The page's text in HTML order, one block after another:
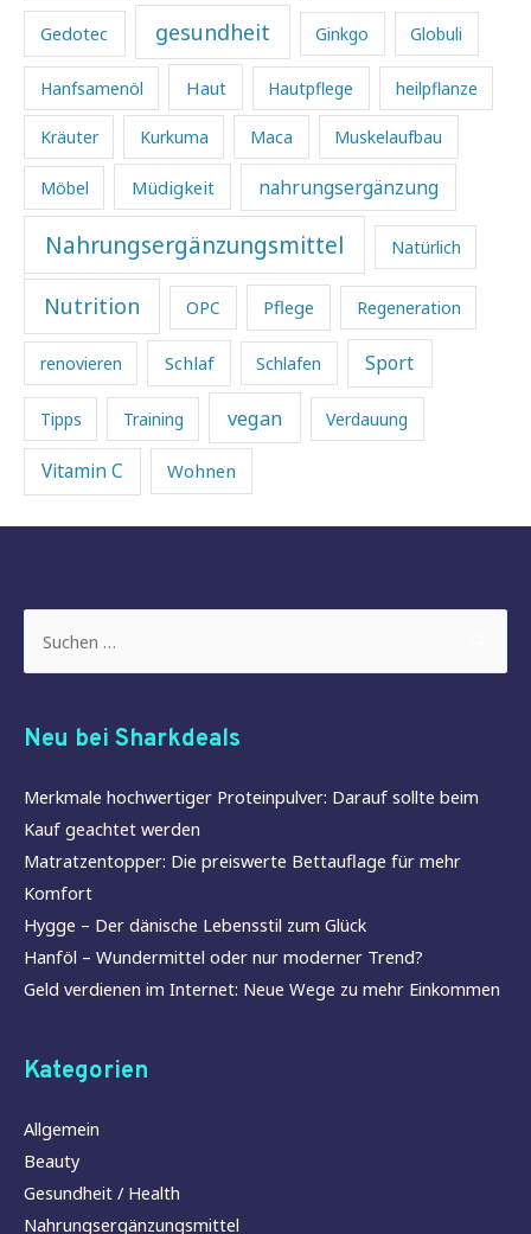
Gedotec gesundheit Ginkgo Globuli
Hanfsamenöl Haut Hautpflege heilpflanze
Kräuter Kurkuma Maca Muskelaufbau
Möbel Müdigkeit nahrungsergänzung
Nahrungsergänzungsmittel Natürlich
Nutrition OPC Pflege Regeneration
renovieren Schlaf Schlafen Sport
Tipps Training vegan Verdauung
Vitamin C Wohnen
nach:
Neu bei Sharkdeals
Merkmale hochwertiger Proteinpulver: Darauf sollte beim
Kauf geachtet werden
Matratzentopper: Die preiswerte Bettauflage für mehr
Komfort
Hygge – Der dänische Lebensstil zum Glück
Hanföl – Wundermittel oder nur moderner Trend?
Geld verdienen im Internet: Neue Wege zu mehr Einkommen
Kategorien
Allgemein
Beauty
Gesundheit / Health
Nahrungsergänzungsmittel